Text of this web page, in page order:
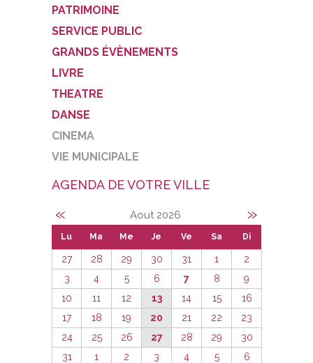
PATRIMOINE
SERVICE PUBLIC
GRANDS ÉVÈNEMENTS
LIVRE
THEATRE
DANSE
CINEMA
VIE MUNICIPALE
AGENDA DE VOTRE VILLE
« Aout 2026 »
Lu Ma Me Je Ve Sa Di
27 28 29 30 31 1
2
3
4 5 6 7 8
9
10
11 12 13 14 15
16
17
18 19 20 21 22
23
24
25 26 27 28 29
30
31
1 2 3 4 5 6